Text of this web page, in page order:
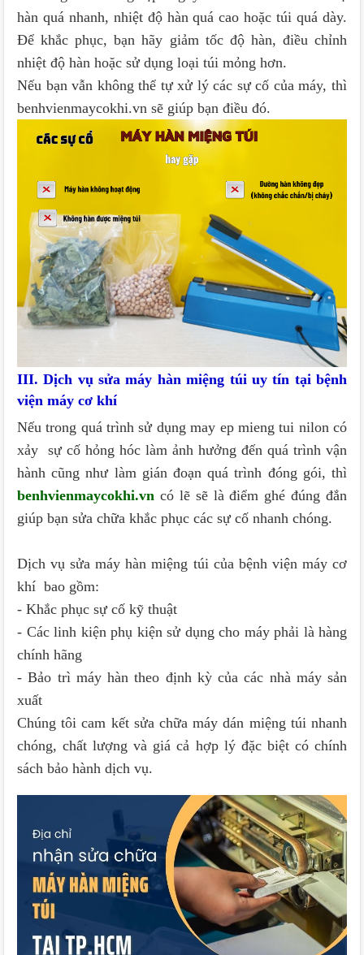
hàn quá nhanh, nhiệt độ hàn quá cao hoặc túi quá dày.
Để khắc phục, bạn hãy giảm tốc độ hàn, điều chỉnh
nhiệt độ hàn hoặc sử dụng loại túi mỏng hơn.
Nếu bạn vẫn không thể tự xử lý các sự cố của máy, thì
benhvienmaycokhi.vn sẽ giúp bạn điều đó.
III. Dịch vụ sửa máy hàn miệng túi uy tín tại bệnh
viện máy cơ khí
Nếu trong quá trình sử dụng may ep mieng tui nilon có
xảy sự cố hỏng hóc làm ảnh hưởng đến quá trình vận
hành cũng như làm gián đoạn quá trình đóng gói, thì
benhvienmaycokhi.vn có lẽ sẽ là điểm ghé đúng đắn
giúp bạn sửa chữa khắc phục các sự cố nhanh chóng.
Dịch vụ sửa máy hàn miệng túi của bệnh viện máy cơ
khí bao gồm:
- Khắc phục sự cố kỹ thuật
- Các linh kiện phụ kiện sử dụng cho máy phải là hàng
chính hãng
- Bảo trì máy hàn theo định kỳ của các nhà máy sản
xuất
Chúng tôi cam kết sửa chữa máy dán miệng túi nhanh
chóng, chất lượng và giá cả hợp lý đặc biệt có chính
sách bảo hành dịch vụ.